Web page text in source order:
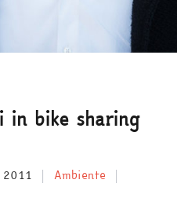
bike sharing
Ambiente